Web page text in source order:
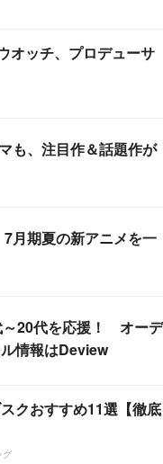
オッチ、プロデューサ
も、注目作＆話題作が
7月期夏の新アニメを一
～20代を応援！ オーデ
情報はDeview
クおすすめ11選【徹底
グ